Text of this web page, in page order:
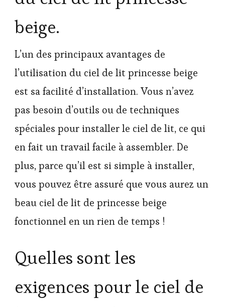
beige.
L’un des principaux avantages de
l’utilisation du ciel de lit princesse beige
est sa facilité d’installation. Vous n’avez
pas besoin d’outils ou de techniques
spéciales pour installer le ciel de lit, ce qui
en fait un travail facile à assembler. De
plus, parce qu’il est si simple à installer,
vous pouvez être assuré que vous aurez un
beau ciel de lit de princesse beige
fonctionnel en un rien de temps !
Quelles sont les
exigences pour le ciel de